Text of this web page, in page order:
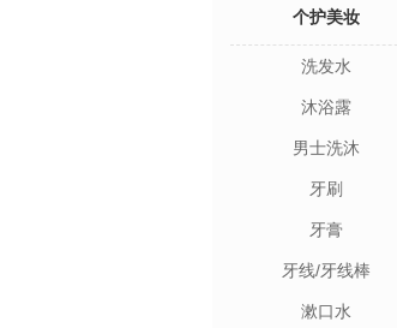
个护美妆
洗发水
沐浴露
男士洗沐
牙刷
牙膏
牙线/牙线棒
漱口水